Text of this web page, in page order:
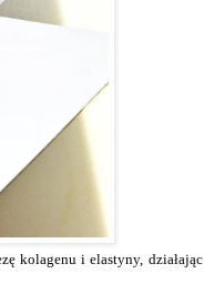
kolagenu i elastyny, działając